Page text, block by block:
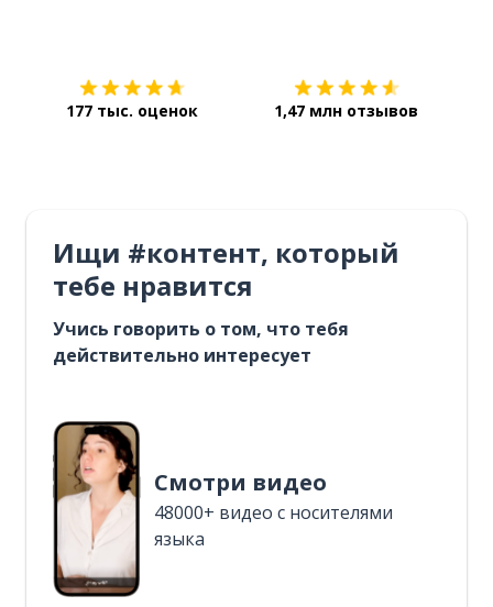
177 тыс. оценок 1,47 млн отзывов
Ищи #контент, который
тебе нравится
Учись говорить о том, что тебя
действительно интересует
Смотри видео
48000+ видео с носителями
языка